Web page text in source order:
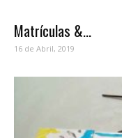
Matrículas &...
16 de Abril, 2019